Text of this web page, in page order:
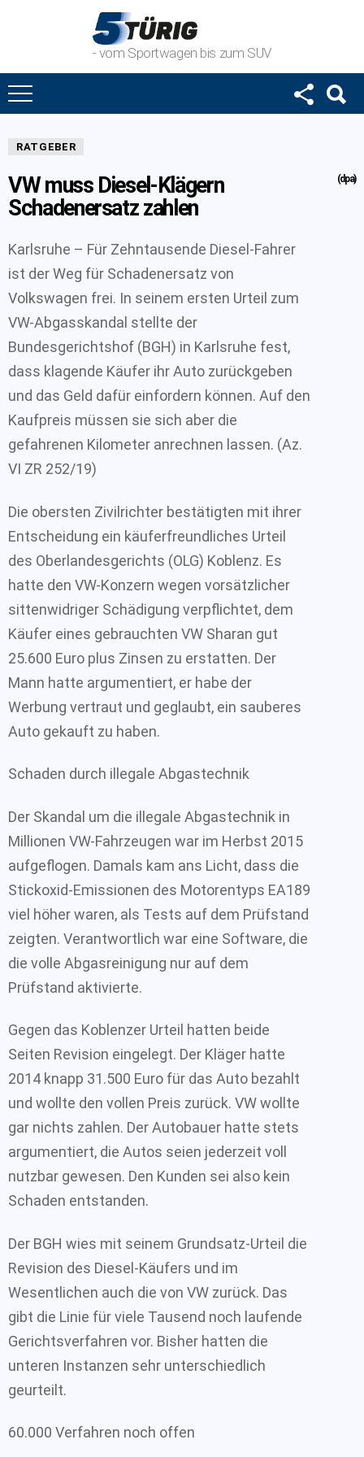
- vom Sportwagen bis zum SUV
RATGEBER
VW muss Diesel-Klägern
Schadenersatz zahlen
(dpa)
Karlsruhe – Für Zehntausende Diesel-Fahrer
ist der Weg für Schadenersatz von
Volkswagen frei. In seinem ersten Urteil zum
VW-Abgasskandal stellte der
Bundesgerichtshof (BGH) in Karlsruhe fest,
dass klagende Käufer ihr Auto zurückgeben
und das Geld dafür einfordern können. Auf den
Kaufpreis müssen sie sich aber die
gefahrenen Kilometer anrechnen lassen. (Az.
VI ZR 252/19)
Die obersten Zivilrichter bestätigten mit ihrer
Entscheidung ein käuferfreundliches Urteil
des Oberlandesgerichts (OLG) Koblenz. Es
hatte den VW-Konzern wegen vorsätzlicher
sittenwidriger Schädigung verpflichtet, dem
Käufer eines gebrauchten VW Sharan gut
25.600 Euro plus Zinsen zu erstatten. Der
Mann hatte argumentiert, er habe der
Werbung vertraut und geglaubt, ein sauberes
Auto gekauft zu haben.
Schaden durch illegale Abgastechnik
Der Skandal um die illegale Abgastechnik in
Millionen VW-Fahrzeugen war im Herbst 2015
aufgeflogen. Damals kam ans Licht, dass die
Stickoxid-Emissionen des Motorentyps EA189
viel höher waren, als Tests auf dem Prüfstand
zeigten. Verantwortlich war eine Software, die
die volle Abgasreinigung nur auf dem
Prüfstand aktivierte.
Gegen das Koblenzer Urteil hatten beide
Seiten Revision eingelegt. Der Kläger hatte
2014 knapp 31.500 Euro für das Auto bezahlt
und wollte den vollen Preis zurück. VW wollte
gar nichts zahlen. Der Autobauer hatte stets
argumentiert, die Autos seien jederzeit voll
nutzbar gewesen. Den Kunden sei also kein
Schaden entstanden.
Der BGH wies mit seinem Grundsatz-Urteil die
Revision des Diesel-Käufers und im
Wesentlichen auch die von VW zurück. Das
gibt die Linie für viele Tausend noch laufende
Gerichtsverfahren vor. Bisher hatten die
unteren Instanzen sehr unterschiedlich
geurteilt.
60.000 Verfahren noch offen